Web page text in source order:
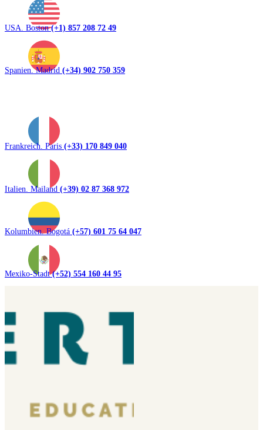
USA. Boston(+1) 857 208 72 49
Spanien. Madrid (+34) 902 750 359
Frankreich. Paris (+33) 170 849 040
Italien. Mailand (+39) 02 87 368 972
Kolumbien. Bogotá (+57) 601 75 64 047
Mexiko-Stadt(+52) 554 160 44 95